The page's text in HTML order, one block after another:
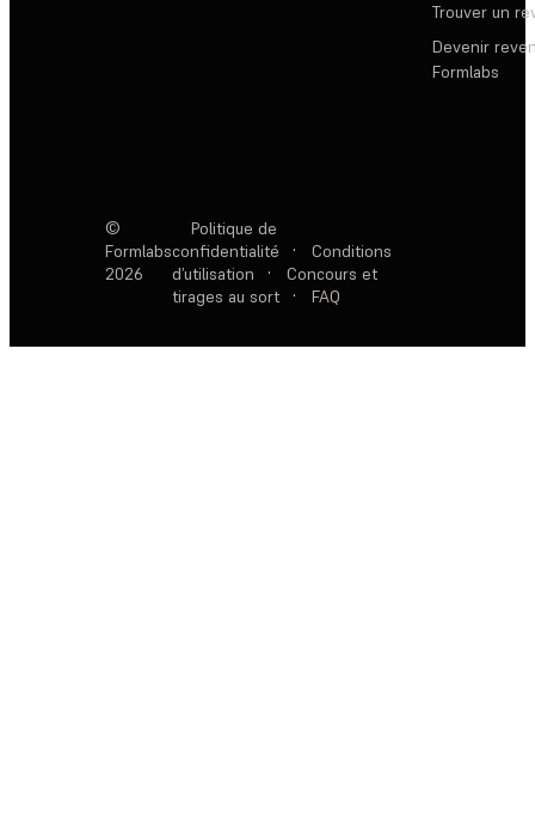
Trouver un
Devenir
Formlabs
©
Formlabs
2026
Politique de
confidentialité
·
Conditions
d’utilisation
·
Concours et
tirages au sort
· FAQ